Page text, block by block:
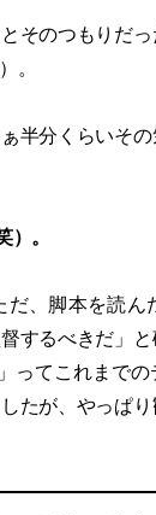
そのつもりだ
。
半分くらいその
。
、脚本を読ん
するべきだ」
ってこれまでの
たが、やっぱ